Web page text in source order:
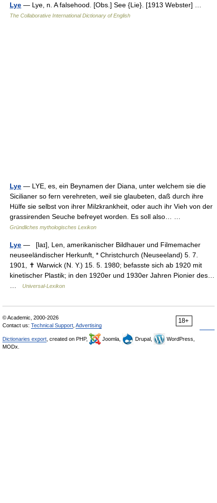
Lye — Lye, n. A falsehood. [Obs.] See {Lie}. [1913 Webster] …
The Collaborative International Dictionary of English
Lye — LYE, es, ein Beynamen der Diana, unter welchem sie die
Sicilianer so fern verehreten, weil sie glaubeten, daß durch ihre
Hülfe sie selbst von ihrer Milzkrankheit, oder auch ihr Vieh von der
grassirenden Seuche befreyet worden. Es soll also… …
Gründliches mythologisches Lexikon
Lye — [laɪ], Len, amerikanischer Bildhauer und Filmemacher
neuseeländischer Herkunft, * Christchurch (Neuseeland) 5. 7.
1901, ✝ Warwick (N. Y.) 15. 5. 1980; befasste sich ab 1920 mit
kinetischer Plastik; in den 1920er und 1930er Jahren Pionier des…
Universal-Lexikon
18+
© Academic, 2000-2026
Contact us: Technical Support Advertising
Dictionaries export , created on PHP, Joomla, Drupal,
WordPress,
MODx.